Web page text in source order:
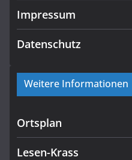
Impressum
Datenschutz
Weitere Informationen
Ortsplan
Lesen-Krass